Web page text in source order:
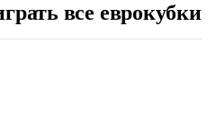
все еврокубки